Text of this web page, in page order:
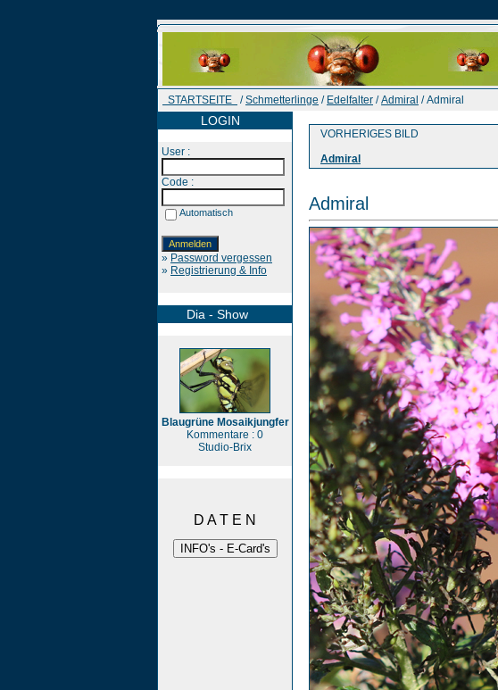
STARTSEITE /Schmetterlinge / Edelfalter /Admiral / Admiral
LOGIN
User :
Code :
Automatisch
» Password vergessen
» Registrierung & Info
Dia - Show
Blaugrüne Mosaikjungfer
Kommentare : 0
Studio-Brix
D A T E N
VORHERIGES BILD
Admiral
Admiral